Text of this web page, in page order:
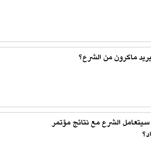
ماكرون من الشرع؟
الشرع مع نتائج مؤتمر